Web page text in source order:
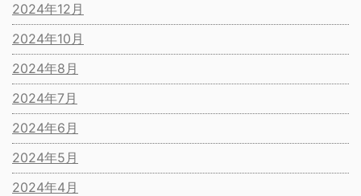
2024年12月
2024年10月
2024年8月
2024年7月
2024年6月
2024年5月
2024年4月